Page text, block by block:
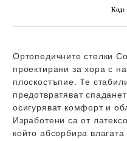
Код:
Ортопедичните стелки
проектирани за хора с
плоскостъпие. Те
предотвратяват
осигуряват комфорт и
Изработени са от
който абсорбира